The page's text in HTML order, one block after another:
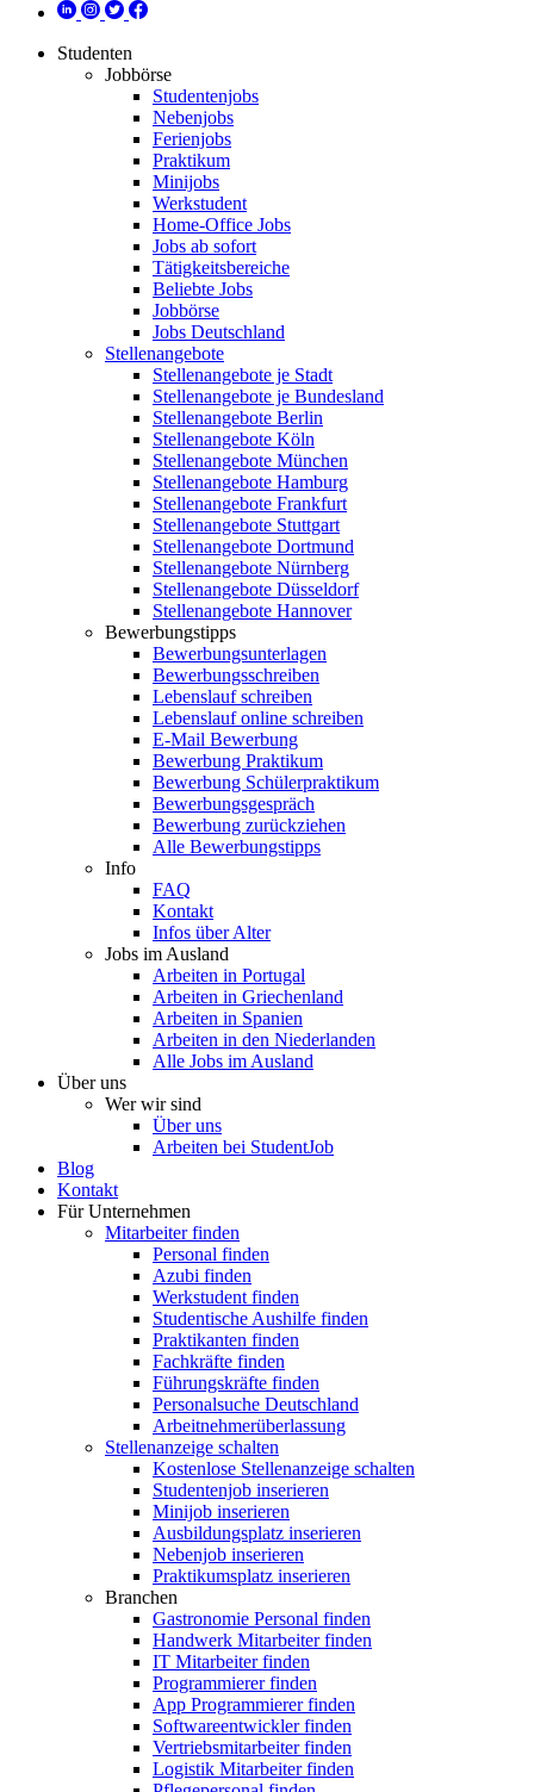
Studenten
Jobbörse
Studentenjobs
Nebenjobs
Ferienjobs
Praktikum
Minijobs
Werkstudent
Home-Office Jobs
Jobs ab sofort
Tätigkeitsbereiche
Beliebte Jobs
Jobbörse
Jobs Deutschland
Stellenangebote
Stellenangebote je Stadt
Stellenangebote je Bundesland
Stellenangebote Berlin
Stellenangebote Köln
Stellenangebote München
Stellenangebote Hamburg
Stellenangebote Frankfurt
Stellenangebote Stuttgart
Stellenangebote Dortmund
Stellenangebote Nürnberg
Stellenangebote Düsseldorf
Stellenangebote Hannover
Bewerbungstipps
Bewerbungsunterlagen
Bewerbungsschreiben
Lebenslauf schreiben
Lebenslauf online schreiben
E-Mail Bewerbung
Bewerbung Praktikum
Bewerbung Schülerpraktikum
Bewerbungsgespräch
Bewerbung zurückziehen
Alle Bewerbungstipps
Info
FAQ
Kontakt
Infos über Alter
Jobs im Ausland
Arbeiten in Portugal
Arbeiten in Griechenland
Arbeiten in Spanien
Arbeiten in den Niederlanden
Alle Jobs im Ausland
Über uns
Wer wir sind
Über uns
Arbeiten bei StudentJob
Blog
Kontakt
Für Unternehmen
Mitarbeiter finden
Personal finden
Azubi finden
Werkstudent finden
Studentische Aushilfe finden
Praktikanten finden
Fachkräfte finden
Führungskräfte finden
Personalsuche Deutschland
Arbeitnehmerüberlassung
Stellenanzeige schalten
Kostenlose Stellenanzeige schalten
Studentenjob inserieren
Minijob inserieren
Ausbildungsplatz inserieren
Nebenjob inserieren
Praktikumsplatz inserieren
Branchen
Gastronomie Personal finden
Handwerk Mitarbeiter finden
IT Mitarbeiter finden
Programmierer finden
App Programmierer finden
Softwareentwickler finden
Vertriebsmitarbeiter finden
Logistik Mitarbeiter finden